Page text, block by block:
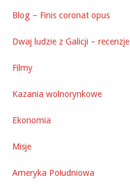
Blog – Finis coronat opus
Dwaj ludzie z Galicji – recenzje
Filmy
Kazania wolnorynkowe
Ekonomia
Misje
Ameryka Południowa